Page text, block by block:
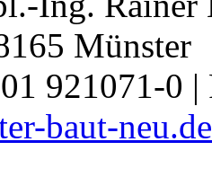
Münster
921071-0
baut-neu.de